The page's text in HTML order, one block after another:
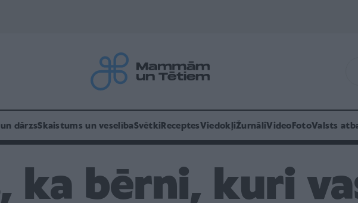
dārzsSkaistums un veselībaSvētki ReceptesViedokļiŽurnāliVideo FotoValsts
ka bērni, kuri